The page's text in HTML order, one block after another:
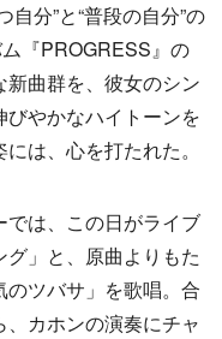
分”と“普段の自分”の
『PROGRESS』の
曲群を、彼女のシン
やかなハイトーンを
は、心を打たれた。
は、この日がライブ
」と、原曲よりもた
ツバサ」を歌唱。合
カホンの演奏にチャ